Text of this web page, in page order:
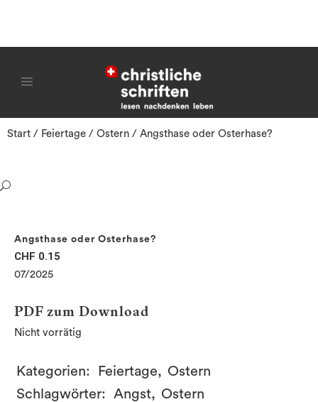
Start / Feiertage / Ostern / Angsthase oder Osterhase?
Angsthase oder Osterhase?
CHF 0.15
07/2025
PDF zum Download
Nicht vorrätig
Kategorien: Feiertage, Ostern
Schlagwörter: Angst, Ostern